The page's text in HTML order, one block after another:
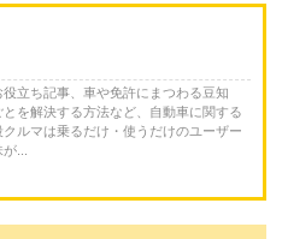
立ち記事、車や免許にまつわる豆知
を解決する方法など、自動車に関する
ルマは乗るだけ・使うだけのユーザー
...